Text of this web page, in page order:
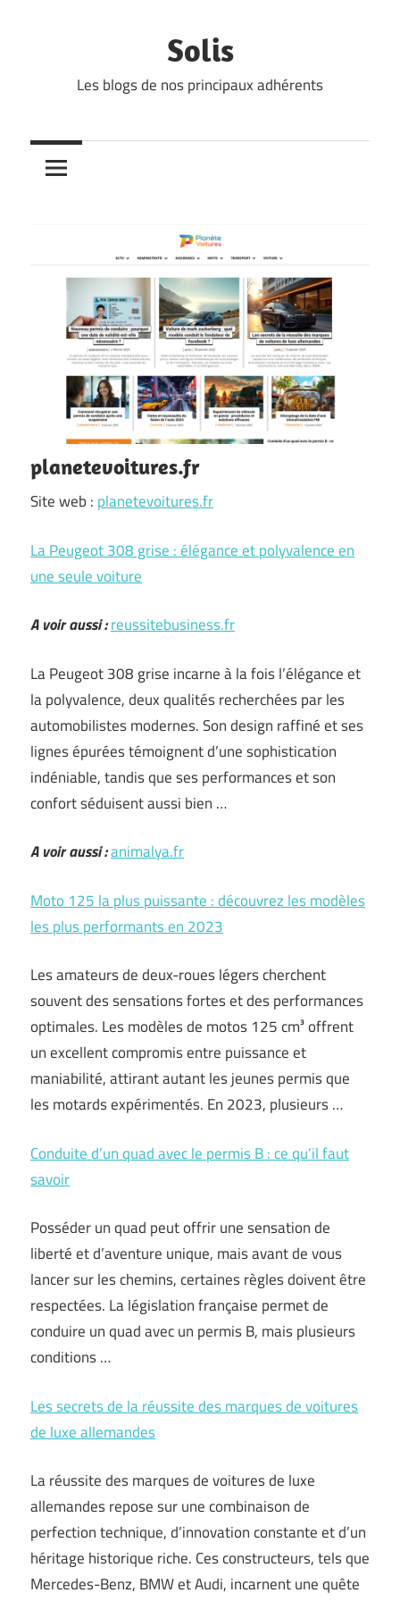
Solis
Les blogs de nos principaux adhérents
planetevoitures.fr
Site web : planetevoitures.fr
La Peugeot 308 grise : élégance et polyvalence en
une seule voiture
A voir aussi :reussitebusiness.fr
La Peugeot 308 grise incarne à la fois l’élégance et
la polyvalence, deux qualités recherchées par les
automobilistes modernes. Son design raffiné et ses
lignes épurées témoignent d’une sophistication
indéniable, tandis que ses performances et son
confort séduisent aussi bien …
A voir aussi :animalya.fr
Moto 125 la plus puissante : découvrez les modèles
les plus performants en 2023
Les amateurs de deux-roues légers cherchent
souvent des sensations fortes et des performances
optimales. Les modèles de motos 125 cm³ offrent
un excellent compromis entre puissance et
maniabilité, attirant autant les jeunes permis que
les motards expérimentés. En 2023, plusieurs …
Conduite d’un quad avec le permis B : ce qu’il faut
savoir
Posséder un quad peut offrir une sensation de
liberté et d’aventure unique, mais avant de vous
lancer sur les chemins, certaines règles doivent être
respectées. La législation française permet de
conduire un quad avec un permis B, mais plusieurs
conditions …
Les secrets de la réussite des marques de voitures
de luxe allemandes
La réussite des marques de voitures de luxe
allemandes repose sur une combinaison de
perfection technique, d’innovation constante et d’un
héritage historique riche. Ces constructeurs, tels que
Mercedes-Benz, BMW et Audi, incarnent une quête